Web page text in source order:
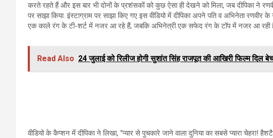
करते रहते हैं और इस बार भी दोनों के प्रशंसकों को कुछ ऐसा ही देखने को मिला, जब दीपिका ने
पर साझा किया. इंस्टाग्राम पर साझा किए गए इस वीडियो में दीपिका अपने पति व अभिनेता
एक काले रंग के टी-शर्ट में नजर आ रहे हैं, जबकि अभिनेत्री एक सफेद रंग के टॉप में नजर आ रही
Read Also 24 जुलाई को रिलीज होगी सुशांत सिंह राजपूत की आखिरी फिल्म दिल
वीडियो के कैप्शन में दीपिका ने लिखा, “प्यार से पुचकारे जाने वाला दुनिया का सबसे प्यारा चेहरा!